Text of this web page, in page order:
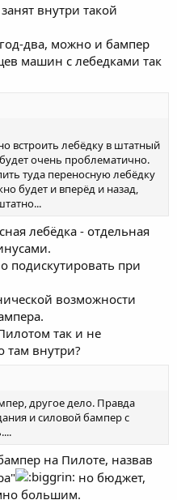
внутри такой
два, можно и бампер
машин с лебедками так
встроить лебёдку в штатный
очень проблематично.
туда переносную лебёдку
будет и вперёд и назад,
лебёдка - отдельная
подискутировать при
возможности
так и не
там внутри?
другое дело. Правда
и силовой бампер с
на Пилоте, назвав
но бюджет,
большим.